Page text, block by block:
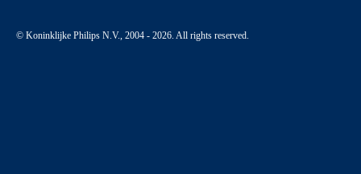
© Koninklijke Philips N.V., 2004 - 2026. All rights reserved.